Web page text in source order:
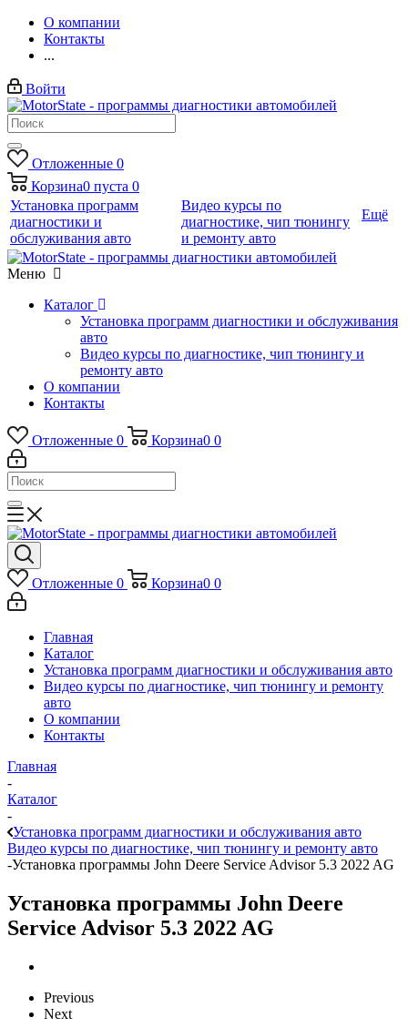
О компании
Контакты
...
Войти
Отложенные 0
Корзина0 пуста 0
Установка программ
диагностики и
обслуживания авто
Видео курсы по
диагностике, чип тюнингу
и ремонту авто
Ещё
Меню
Каталог
Установка программ диагностики и обслуживания
авто
Видео курсы по диагностике, чип тюнингу и
ремонту авто
О компании
Контакты
Отложенные 0 Корзина0 0
Отложенные 0 Корзина0 0
Главная
Каталог
Установка программ диагностики и обслуживания авто
Видео курсы по диагностике, чип тюнингу и ремонту
авто
О компании
Контакты
Главная
-
Каталог
-
Установка программ диагностики и обслуживания авто
Видео курсы по диагностике, чип тюнингу и ремонту авто
-Установка программы John Deere Service Advisor 5.3 2022 AG
Установка программы John Deere
Service Advisor 5.3 2022 AG
Previous
Next